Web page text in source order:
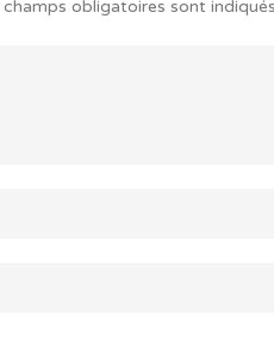
champs obligatoires sont